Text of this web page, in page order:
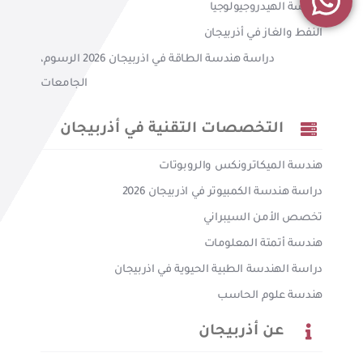
هندسة الهيدروجيولوجيا
النفط والغاز في أذربيجان
دراسة هندسة الطاقة في اذربيجان 2026 الرسوم،
الجامعات
التخصصات التقنية في أذربيجان
هندسة الميكاترونكس والروبوتات
دراسة هندسة الكمبيوتر في اذربيجان 2026
تخصص الأمن السيبراني
هندسة أتمتة المعلومات
دراسة الهندسة الطبية الحيوية في اذربيجان
هندسة علوم الحاسب
عن أذربيجان